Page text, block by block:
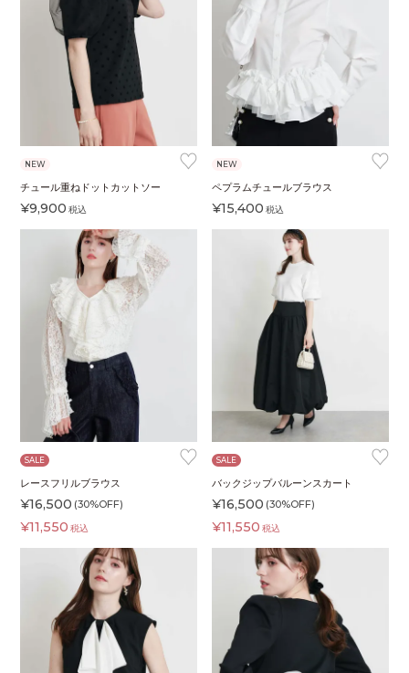
♥
NEW
チュール重ねドットカットソー
¥9,900 税込
♥
NEW
ペプラムチュールブラウス
¥15,400 税込
♥
SALE
レースフリルブラウス
¥16,500 (30%OFF)
¥11,550 税込
♥
SALE
バックジップバルーンスカート
¥16,500 (30%OFF)
¥11,550 税込